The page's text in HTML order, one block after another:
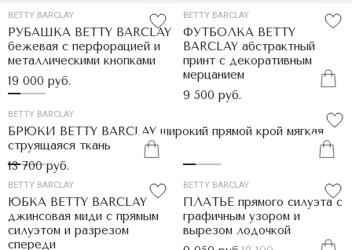
BETTY BARCLAY
РУБАШКА BETTY BARCLAY
бежевая с перфорацией и
металлическими кнопками
19 000 руб.
BETTY BARCLAY
ФУТБОЛКА BETTY
BARCLAY абстрактный
принт с декоративным
мерцанием
9 500 руб.
BETTY BARCLAY
БРЮКИ BETTY BARCLAY широкий прямой крой мягкая
струящаяся ткань
13 700 руб.
BETTY BARCLAY
ЮБКА BETTY BARCLAY
джинсовая миди с прямым
силуэтом и разрезом
спереди
BETTY BARCLAY
ПЛАТЬЕ прямого силуэта с
графичным узором и
вырезом лодочкой